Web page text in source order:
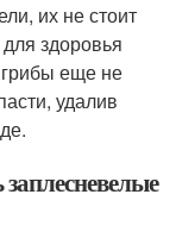
их не стоит
здоровья
еще не
удалив